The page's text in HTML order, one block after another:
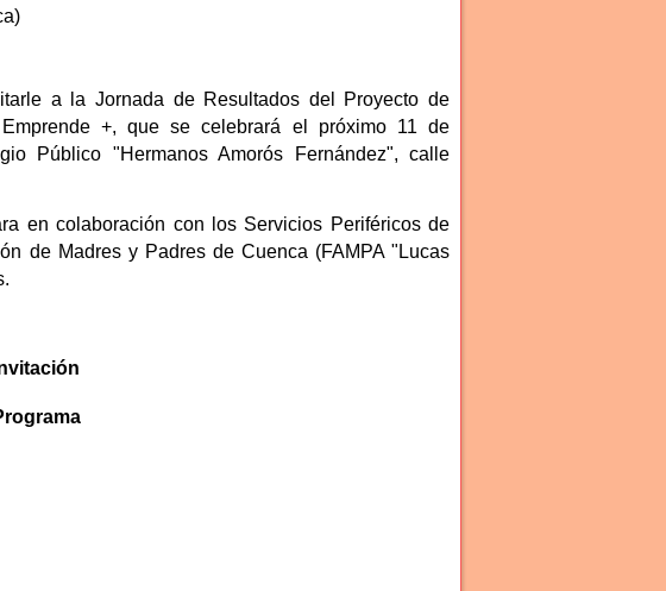
a la Jornada de Resultados del Proyecto de
+, que se celebrará el próximo 11 de
Público "Hermanos Amorós Fernández", calle
en colaboración con los Servicios Periféricos de
de Madres y Padres de Cuenca (FAMPA "Lucas